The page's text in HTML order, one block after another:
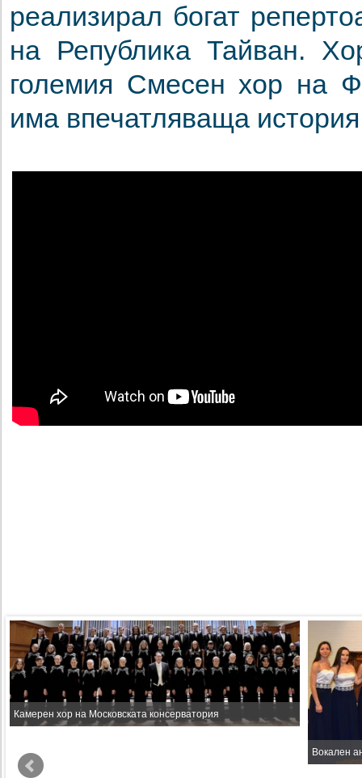
реализирал богат
на Република Тайван.
големия Смесен хор на
има впечатляваща
Камерен хор на Московската консерватория
Вокален